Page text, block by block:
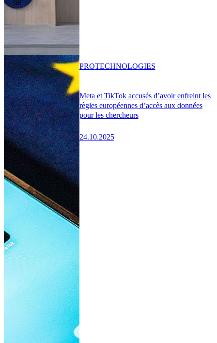
Meta et TikTok accusés d’avoir enfreint les
règles européennes d’accès aux données
pour les chercheurs
24.10.2025
PROTECHNOLOGIES